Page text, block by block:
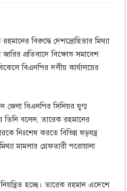
বিরুদ্ধে দেশদ্রোহিতার মিথ্যা
প্রতিবাদে বিক্ষোভ সমাবেশ
বিএনপির দলীয় কার্যালয়ের
জেলা বিএনপির সিনিয়র যুগ্ম
তিনি বলেন, তারেক রহমানের
নিঃশেষ করতে বিভিন্ন ষড়যন্ত্র
মামলার গ্রেফতারী পরোয়ানা
হচ্ছে। তারেক রহমান এদেশে